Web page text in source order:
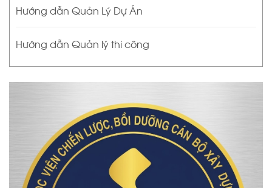
Hướng dẫn Quản Lý Dự Án
Hướng dẫn Quản lý thi công